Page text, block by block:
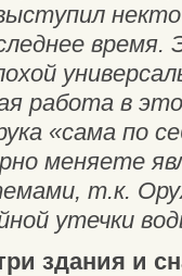
работа в
«сама по
меняете
т.к.
утечки
здания и